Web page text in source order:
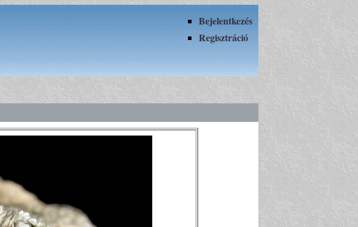
Bejelentkezés
Regisztráció